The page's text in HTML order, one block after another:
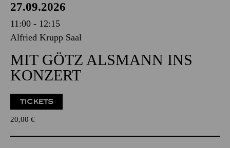
27.09.2026
11:00 - 12:15
Alfried Krupp Saal
MIT GÖTZ ALSMANN INS
KONZERT
TICKETS
20,00 €